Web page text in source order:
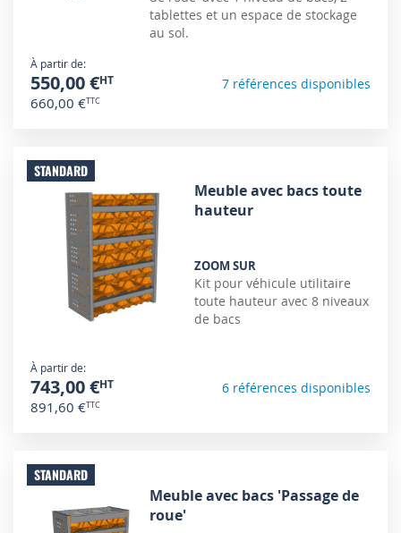
tablettes et un espace de stockage
au sol.
À partir de
550,00 €
660,00 €
7 références disponibles
STANDARD
Meuble avec bacs toute
hauteur
ZOOM SUR
Kit pour véhicule utilitaire
toute hauteur avec 8 niveaux
de bacs
À partir de
743,00 €
891,60 €
6 références disponibles
STANDARD
Meuble avec bacs 'Passage de
roue'